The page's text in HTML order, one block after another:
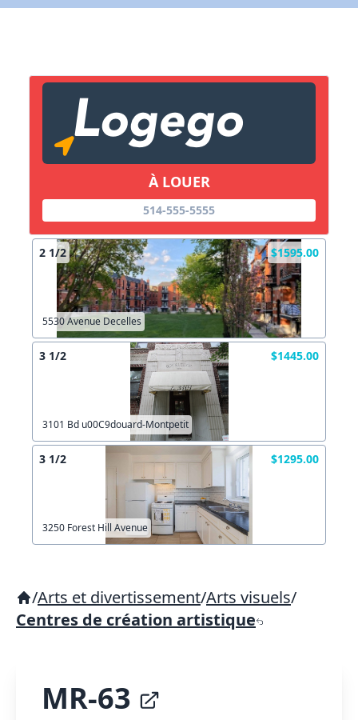
À LOUER
514-555-5555
2 1/2 $1595.00
5530 Avenue Decelles
3 1/2 $1445.00
3101 Bd u00C9douard-Montpetit
3 1/2 $1295.00
3250 Forest Hill Avenue
/Arts et divertissement/Arts visuels/
Centres de création artistique
MR-63
X Fermer Envoyez
Copier lien
X Fermer